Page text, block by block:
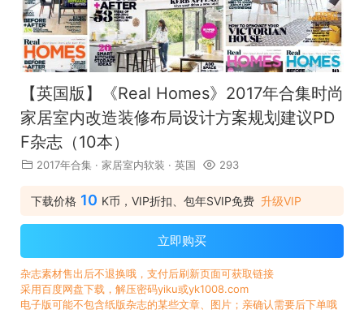
【英国版】《Real Homes》2017年合集时尚
家居室内改造装修布局设计方案规划建议PD
F杂志（10本）
2017年合集 · 家居室内软装 · 英国 293
下载价格 10 K币，VIP折扣、包年SVIP免费 升级VIP
立即购买
杂志素材售出后不退换哦，支付后刷新页面可获取链接
采用百度网盘下载，解压密码yiku或yk1008.com
电子版可能不包含纸版杂志的某些文章、图片；亲确认需要后下单哦